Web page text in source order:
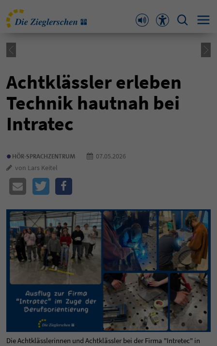
Achtklässler erleben
Technik hautnah bei
Intratec
• HÖR-SPRACHZENTRUM
07.05.2026
von Lars Keitel
Die Achtklässlerinnen und Achtklässler bei der Firma "Intretec" in